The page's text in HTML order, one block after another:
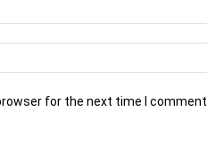
for the next time I comment.